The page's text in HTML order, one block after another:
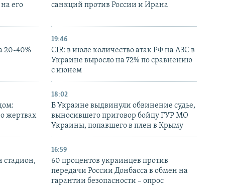
его
санкций против России и Ирана
20-40%
19:46
CIR: в июле количество атак РФ на АЗС в
Украине выросло на 72% по сравнению
с июнем
жертвах
18:02
В Украине выдвинули обвинение судье,
выносившего приговор бойцу ГУР МО
Украины, попавшего в плен в Крыму
стадион,
16:59
60 процентов украинцев против
передачи России Донбасса в обмен на
гарантии безопасности – опрос